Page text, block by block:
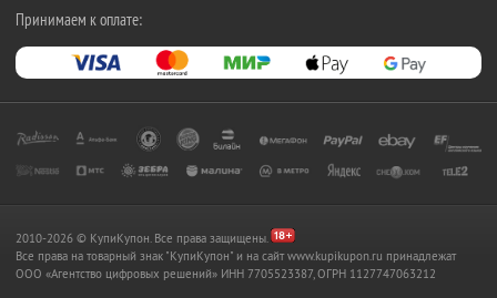
Принимаем к оплате:
2010-2026 © КупиКупон. Все права защищены.
Все права на товарный знак "КупиКупон" и на сайт www.kupikupon.ru принадлежат
OOO «Агентство цифровых решений» ИНН 7705523387, ОГРН 1127747063212